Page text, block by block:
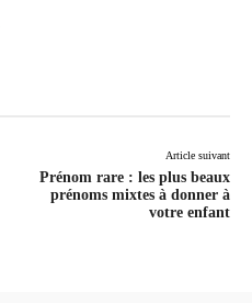
Article suivant
Prénom rare : les plus beaux
prénoms mixtes à donner à
votre enfant